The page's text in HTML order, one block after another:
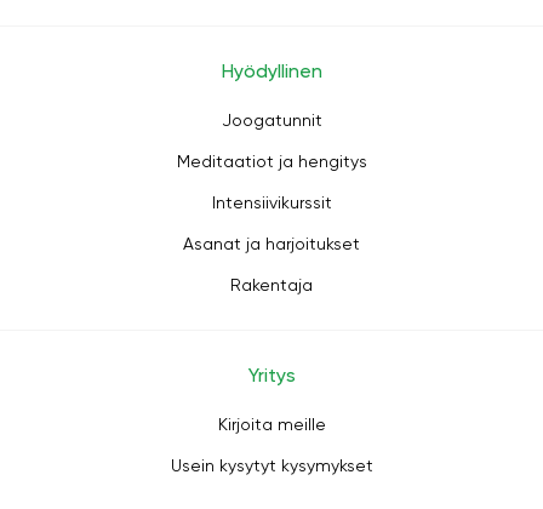
Hyödyllinen
Joogatunnit
Meditaatiot ja hengitys
Intensiivikurssit
Asanat ja harjoitukset
Rakentaja
Yritys
Kirjoita meille
Usein kysytyt kysymykset